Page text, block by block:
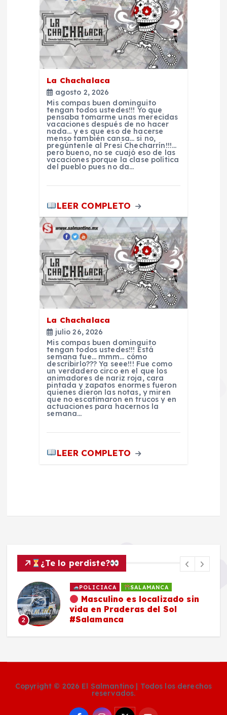
La Chachalaca
agosto 2, 2026
Mis compas buen dominguito
tengan todos ustedes!!! Yo que
pensaba tomarme unas merecidas
vacaciones después de no hacer
nada… y es que eso de hacerse
menso también cansa… si no,
pregúntenle al Presi Checharrín!!!…
pero bueno, no se cuajó eso de las
vacaciones porque la clase política
del pueblo pues no da…
LEER COMPLETO
La Chachalaca
julio 26, 2026
Mis compas buen dominguito
tengan todos ustedes!!! Está
semana fue… mmm… cómo
describirlo??? Ya seee!!! Fue como
un verdadero circo en el que los
animadores de nariz roja, cara
pintada y zapatos enormes fueron
quienes dieron las notas, y miren
que no escatimaron en trucos y en
actuaciones para hacernos la
semana…
LEER COMPLETO
¿Te lo perdiste?
2
POLICIACA SALAMANCA
Masculino es localizado sin
vida en Praderas del Sol
#Salamanca
Copyright © 2026 El Salmantino | Todos los derechos
reservados.